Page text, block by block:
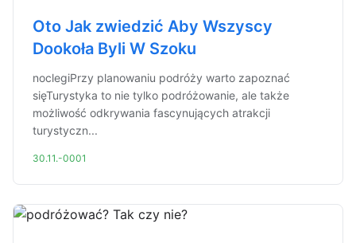
Oto Jak zwiedzić Aby Wszyscy
Dookoła Byli W Szoku
noclegiPrzy planowaniu podróży warto zapoznać
sięTurystyka to nie tylko podróżowanie, ale także
możliwość odkrywania fascynujących atrakcji
turystyczn...
30.11.-0001